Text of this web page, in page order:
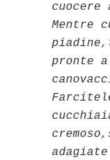
Mentre
pronte